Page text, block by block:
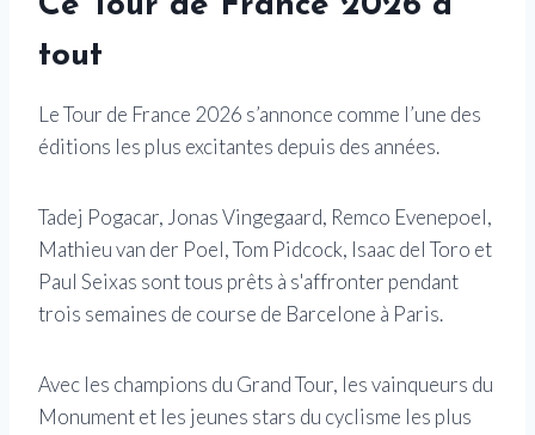
tout
Le Tour de France 2026 s’annonce comme l’une des
éditions les plus excitantes depuis des années.
Tadej Pogacar, Jonas Vingegaard, Remco Evenepoel,
Mathieu van der Poel, Tom Pidcock, Isaac del Toro et
Paul Seixas sont tous prêts à s'affronter pendant
trois semaines de course de Barcelone à Paris.
Avec les champions du Grand Tour, les vainqueurs du
Monument et les jeunes stars du cyclisme les plus